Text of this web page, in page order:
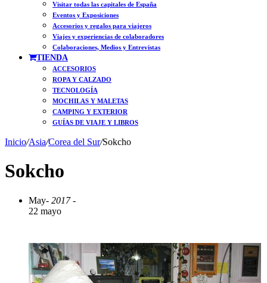
Visitar todas las capitales de España
Eventos y Exposiciones
Accesorios y regalos para viajeros
Viajes y experiencias de colaboradores
Colaboraciones, Medios y Entrevistas
TIENDA
ACCESORIOS
ROPA Y CALZADO
TECNOLOGÍA
MOCHILAS Y MALETAS
CAMPING Y EXTERIOR
GUÍAS DE VIAJE Y LIBROS
Inicio/Asia/Corea del Sur/Sokcho
Sokcho
May- 2017 -
22 mayo